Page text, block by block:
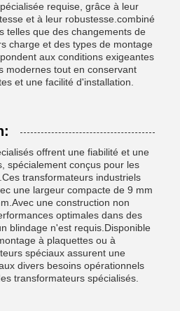
requise, grâce à leur
et à leur robustesse.combiné
telles que des changements de
charge et des types de montage
aux conditions exigeantes
modernes tout en conservant
et une facilité d'installation.
offrent une fiabilité et une
spécialement conçus pour les
transformateurs industriels
une largeur compacte de 9 mm
une construction non
optimales dans des
blindage n'est requis.Disponible
à plaquettes ou à
spéciaux assurent une
divers besoins opérationnels
transformateurs spécialisés.